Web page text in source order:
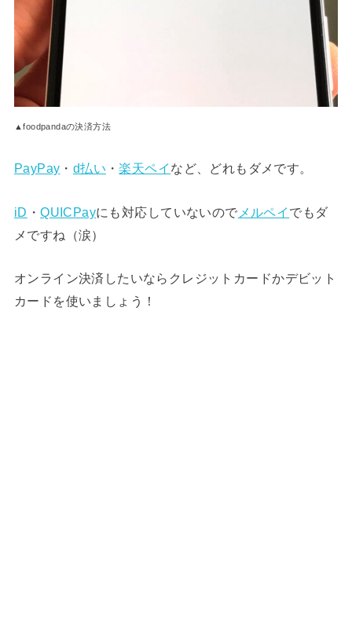
▲foodpandaの決済方法
PayPay ・ d払い ・楽天ペイ など、どれもダメです。
iD ・QUICPayにも対応していないので メルペイ でもダ
メですね（涙）
オンライン決済したいならクレジットカードかデビット
カードを使いましょう！